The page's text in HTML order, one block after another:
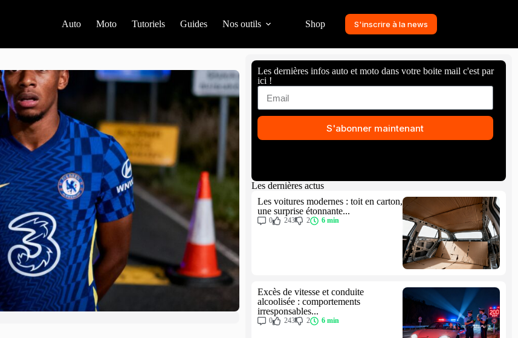
Auto Moto Tutoriels Guides Nos outils Shop S'inscrire à la news
Les dernières infos auto et moto dans votre boite mail c'est par
ici !
S'abonner maintenant
Les dernières actus
Les voitures modernes : toit en carton,
une surprise étonnante...
0 243 2 6 min
Excès de vitesse et conduite
alcoolisée : comportements
irresponsables...
0 243 2 6 min